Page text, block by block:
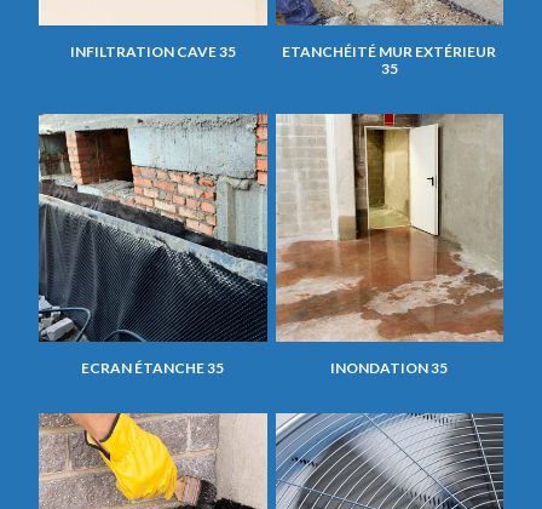
INFILTRATION CAVE 35
ETANCHÉITÉ MUR EXTÉRIEUR
35
ECRAN ÉTANCHE 35 INONDATION 35